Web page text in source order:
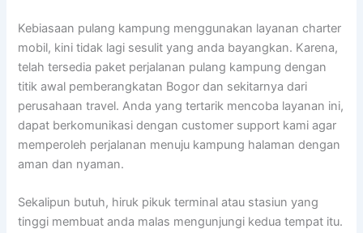
Kebiasaan pulang kampung menggunakan layanan charter
mobil, kini tidak lagi sesulit yang anda bayangkan. Karena,
telah tersedia paket perjalanan pulang kampung dengan
titik awal pemberangkatan Bogor dan sekitarnya dari
perusahaan travel. Anda yang tertarik mencoba layanan ini,
dapat berkomunikasi dengan customer support kami agar
memperoleh perjalanan menuju kampung halaman dengan
aman dan nyaman.
Sekalipun butuh, hiruk pikuk terminal atau stasiun yang
tinggi membuat anda malas mengunjungi kedua tempat itu.